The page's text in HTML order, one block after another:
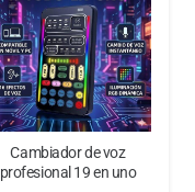
Cambiador de voz
profesional 19 en uno